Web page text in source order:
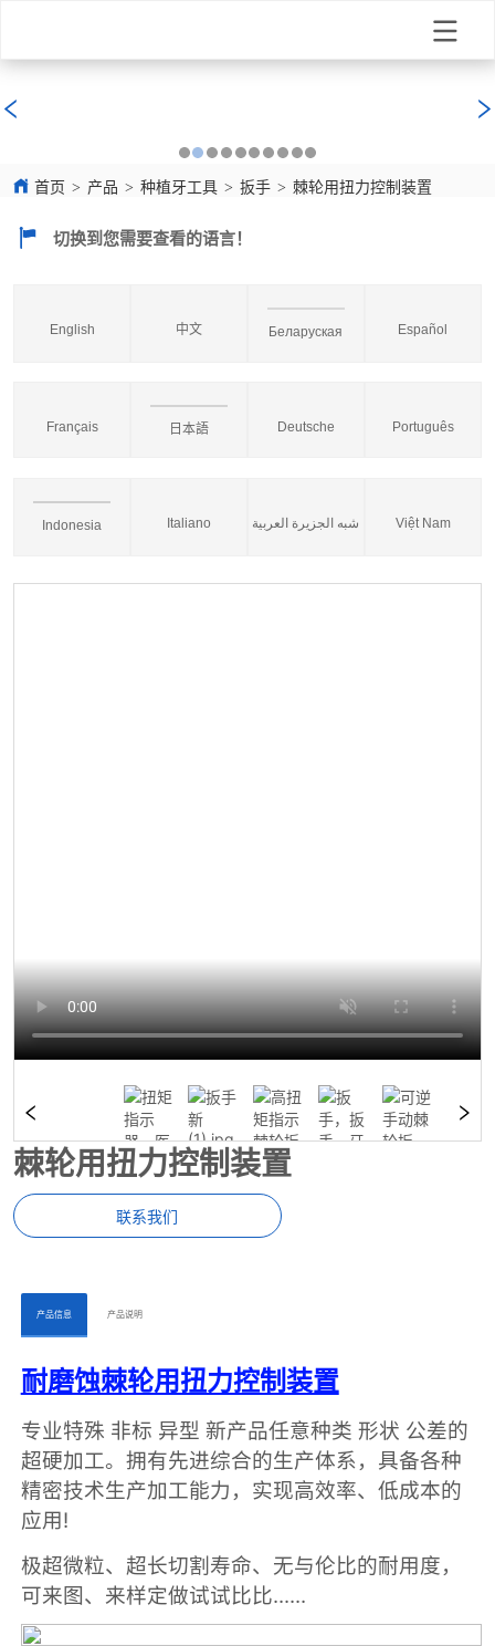
首页 > 产品 > 种植牙工具 > 扳手 > 棘轮用扭力控制装置
切换到您需要查看的语言！
English 中文 Беларуская Español
Français 日本語 Deutsche Português
Indonesia Italiano شبه الجزيرة العربية Việt Nam
棘轮用扭力控制装置
联系我们
ㅤㅤ产品信息ㅤㅤ ㅤㅤ产品说明ㅤㅤ